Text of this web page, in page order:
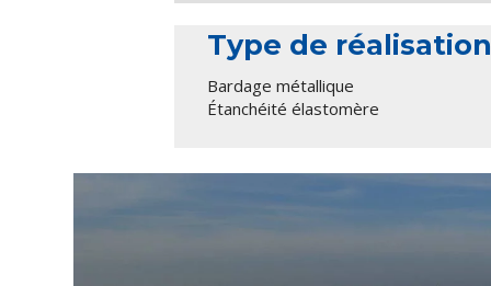
Type de réalisation
Bardage métallique
Étanchéité élastomère